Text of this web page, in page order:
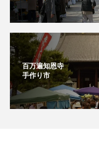
百万遍知恩寺
手作り市